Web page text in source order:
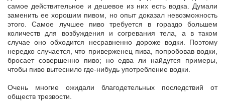
самое действительное и дешевое из них есть водка. Думали
заменить ее хорошим пивом, но опыт доказал невозможность
этого. Самое лучшее пиво требуется в гораздо большем
количеств для возбуждения и согревания тела, а в таком
случае оно обходится несравненно дороже водки. Поэтому
нередко случается, что приверженец пива, попробовав водки,
бросает совершенно пиво; но едва ли найдутся примеры,
чтобы пиво вытеснило где-нибудь употребление водки.
Очень многие ожидали благодетельных последствий от
обществ трезвости.